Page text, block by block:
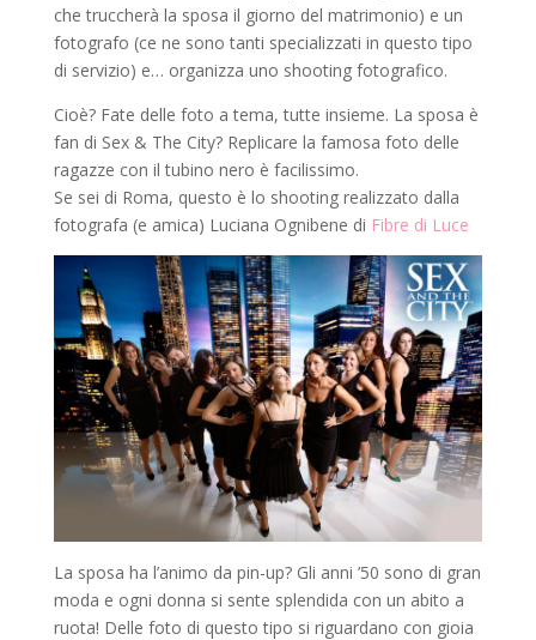
che truccherà la sposa il giorno del matrimonio) e un
fotografo (ce ne sono tanti specializzati in questo tipo
di servizio) e… organizza uno shooting fotografico.
Cioè? Fate delle foto a tema, tutte insieme. La sposa è
fan di Sex & The City? Replicare la famosa foto delle
ragazze con il tubino nero è facilissimo.
Se sei di Roma, questo è lo shooting realizzato dalla
fotografa (e amica) Luciana Ognibene di Fibre di Luce
La sposa ha l’animo da pin-up? Gli anni ’50 sono di gran
moda e ogni donna si sente splendida con un abito a
ruota! Delle foto di questo tipo si riguardano con gioia